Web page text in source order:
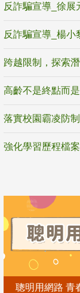
反詐騙宣導_徐展
反詐騙宣導_楊小
落實校園霸凌防
聰明用網路 青